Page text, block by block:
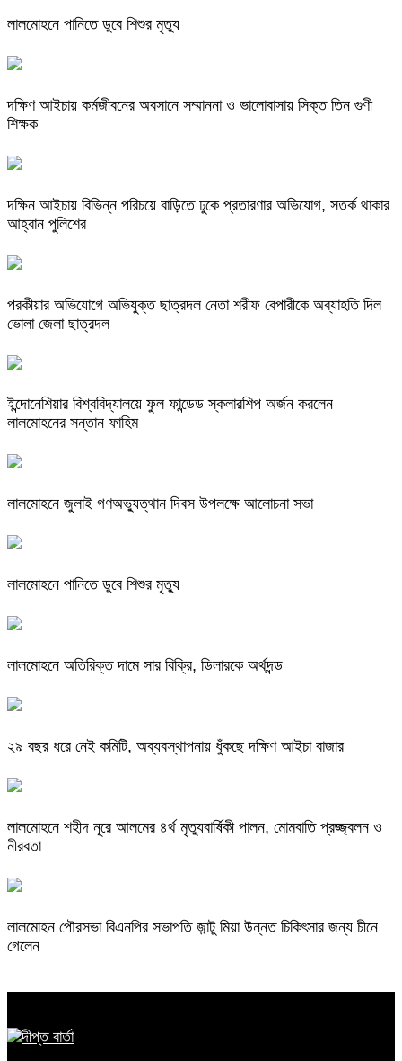
লালমোহনে পানিতে ডুবে শিশুর মৃত্যু
দক্ষিণ আইচায় কর্মজীবনের অবসানে সম্মাননা ও ভালোবাসায় সিক্ত তিন গুণী
শিক্ষক
দক্ষিন আইচায় ‎বিভিন্ন পরিচয়ে বাড়িতে ঢুকে প্রতারণার অভিযোগ, সতর্ক থাকার
আহ্বান পুলিশের
পরকীয়ার অভিযোগে অভিযুক্ত ছাত্রদল নেতা শরীফ বেপারীকে অব্যাহতি দিল
ভোলা জেলা ছাত্রদল
ইন্দোনেশিয়ার বিশ্ববিদ্যালয়ে ফুল ফান্ডেড স্কলারশিপ অর্জন করলেন
লালমোহনের সন্তান ফাহিম
লালমোহনে জুলাই গণঅভ্যুত্থান দিবস উপলক্ষে আলোচনা সভা
লালমোহনে পানিতে ডুবে শিশুর মৃত্যু
লালমোহনে অতিরিক্ত দামে সার বিক্রি, ডিলারকে অর্থদন্ড
২৯ বছর ধরে নেই কমিটি, অব্যবস্থাপনায় ধুঁকছে দক্ষিণ আইচা বাজার
লালমোহনে শহীদ নূরে আলমের ৪র্থ মৃত্যুবার্ষিকী পালন, মোমবাতি প্রজ্জ্বলন ও
নীরবতা
লালমোহন পৌরসভা বিএনপির সভাপতি জান্টু মিয়া উন্নত চিকিৎসার জন্য চীনে
গেলেন